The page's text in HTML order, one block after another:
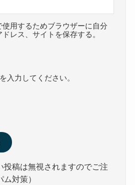
使用するためブラウザーに自分
レス、サイトを保存する。
入力してください。
投稿は無視されますのでご注
対策）